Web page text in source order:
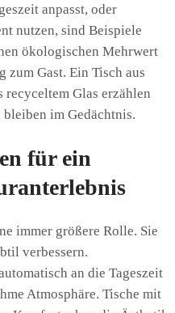
anpasst, oder
nutzen, sind Beispiele
ökologischen Mehrwert
zum Gast. Ein Tisch aus
recyceltem Glas erzählen
im Gedächtnis.
für ein
immer größere Rolle. Sie
verbessern.
an die Tageszeit
Atmosphäre. Tische mit